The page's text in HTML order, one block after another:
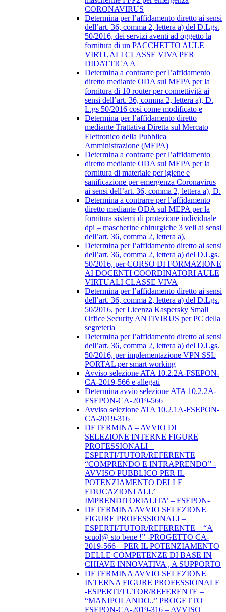
CORONAVIRUS
Determina per l’affidamento diretto ai sensi
dell’art. 36, comma 2, lettera a) del D.Lgs.
50/2016, dei servizi aventi ad oggetto la
fornitura di un PACCHETTO AULE
VIRTUALI CLASSE VIVA PER
DIDATTICA A
Determina a contrarre per l’affidamento
diretto mediante ODA sul MEPA per la
fornitura di 10 router per connettività ai
sensi dell’art. 36, comma 2, lettera a), D.
L.gs 50/2016 così come modificato e
Determina per l’affidamento diretto
mediante Trattativa Diretta sul Mercato
Elettronico della Pubblica
Amministrazione (MEPA)
Determina a contrarre per l’affidamento
diretto mediante ODA sul MEPA per la
fornitura di materiale per igiene e
sanificazione per emergenza Coronavirus
ai sensi dell’art. 36, comma 2, lettera a), D.
Determina a contrarre per l’affidamento
diretto mediante ODA sul MEPA per la
fornitura sistemi di protezione individuale
dpi – mascherine chirurgiche 3 veli ai sensi
dell’art. 36, comma 2, lettera a),
Determina per l’affidamento diretto ai sensi
dell’art. 36, comma 2, lettera a) del D.Lgs.
50/2016, per CORSO DI FORMAZIONE
AI DOCENTI COORDINATORI AULE
VIRTUALI CLASSE VIVA
Determina per l’affidamento diretto ai sensi
dell’art. 36, comma 2, lettera a) del D.Lgs.
50/2016, per Licenza Kaspersky Small
Office Security ANTIVIRUS per PC della
segreteria
Determina per l’affidamento diretto ai sensi
dell’art. 36, comma 2, lettera a) del D.Lgs.
50/2016, per implementazione VPN SSL
PORTAL per smart working
Avviso selezione ATA 10.2.2A-FSEPON-
CA-2019-566 e allegati
Determina avvio selezione ATA 10.2.2A-
FSEPON-CA-2019-566
Avviso selezione ATA 10.2.1A-FSEPON-
CA-2019-316
DETERMINA – AVVIO DI
SELEZIONE INTERNE FIGURE
PROFESSIONALI –
ESPERTI/TUTOR/REFERENTE
“COMPRENDO E INTRAPRENDO” -
AVVISO PUBBLICO PER IL
POTENZIAMENTO DELLE
EDUCAZIONI ALL’
IMPRENDITORIALITA’ – FSEPON-
DETERMINA AVVIO SELEZIONE
FIGURE PROFESSIONALI –
ESPERTI/TUTOR/REFERENTE – “A
scuol@ sto bene !” -PROGETTO CA-
2019-566 – PER IL POTENZIAMENTO
DELLE COMPETENZE DI BASE IN
CHIAVE INNOVATIVA , A SUPPORTO
DETERMINA AVVIO SELEZIONE
INTERNA FIGURE PROFESSIONALE
-ESPERTI/TUTOR/REFERENTE –
“MANIPOLANDO..” PROGETTO
FSEPON-CA-2019-316 – AVVISO